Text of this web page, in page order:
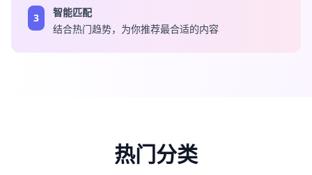
3
智能匹配
结合热门趋势，为你推荐最合适的内容
热门分类